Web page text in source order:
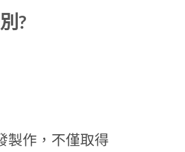
?
製作，不僅取得